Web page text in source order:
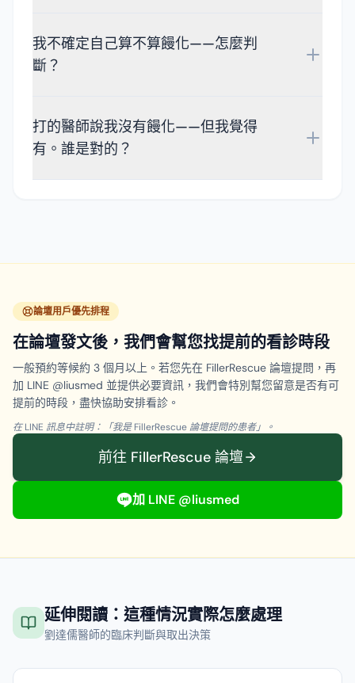
我不確定自己算不算饅化——怎麼判
斷？
打的醫師說我沒有饅化——但我覺得
有。誰是對的？
論壇用戶優先排程
在論壇發文後，我們會幫您找提前的看診時段
一般預約等候約 3 個月以上。若您先在 FillerRescue 論壇提問，再
加 LINE @liusmed 並提供必要資訊，我們會特別幫您留意是否有可
提前的時段，盡快協助安排看診。
在 LINE 訊息中註明：「我是 FillerRescue 論壇提問的患者」。
前往 FillerRescue 論壇
加 LINE @liusmed
延伸閱讀：這種情況實際怎麼處理
劉達儒醫師的臨床判斷與取出決策